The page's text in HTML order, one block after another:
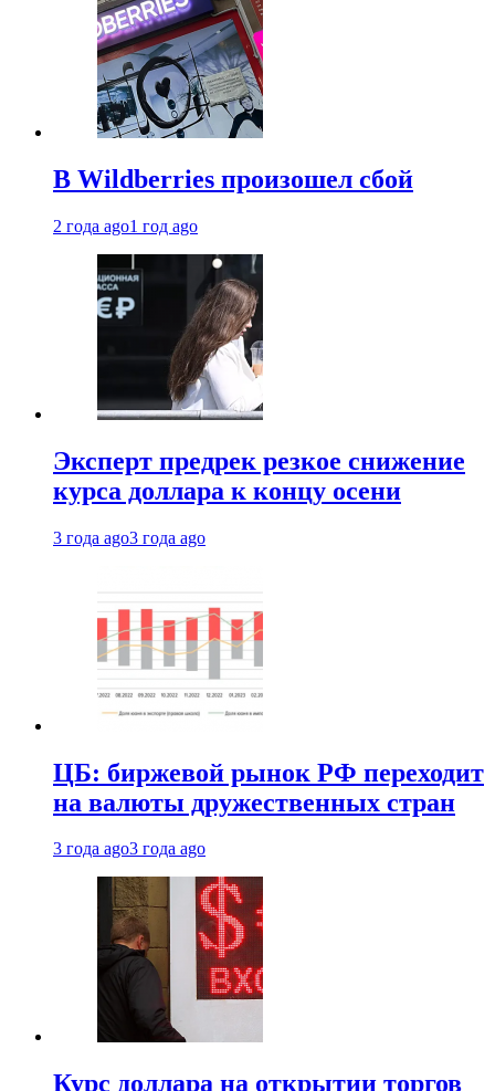
В Wildberries произошел сбой
2 года ago1 год ago
Эксперт предрек резкое снижение
курса доллара к концу осени
3 года ago3 года ago
ЦБ: биржевой рынок РФ переходит
на валюты дружественных стран
3 года ago3 года ago
Курс доллара на открытии торгов